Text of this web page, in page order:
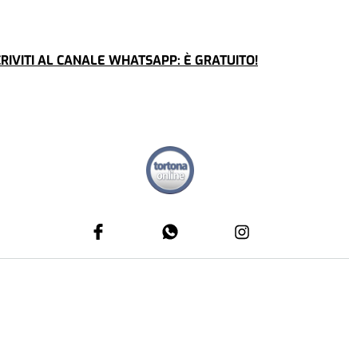
AL CANALE WHATSAPP: È GRATUITO!